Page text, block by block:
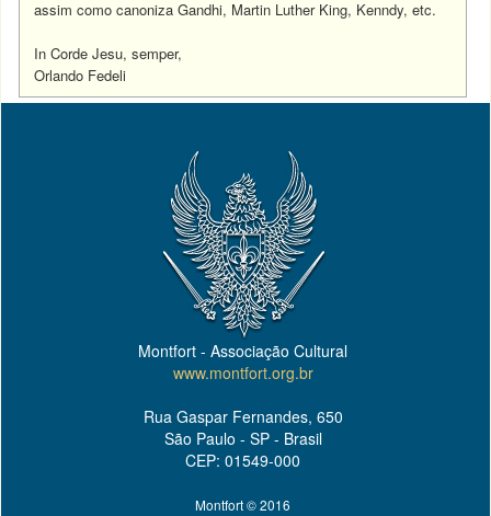
assim como canoniza Gandhi, Martin Luther King, Kenndy, etc.
In Corde Jesu, semper,
Orlando Fedeli
Montfort - Associação Cultural
www.montfort.org.br
Rua Gaspar Fernandes, 650
São Paulo - SP - Brasil
CEP: 01549-000
Montfort © 2016